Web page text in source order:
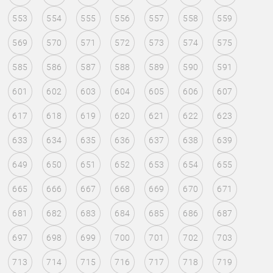
553 554 555 556 557 558 559
569 570 571 572 573 574 575
585 586 587 588 589 590 591
601 602 603 604 605 606 607
617 618 619 620 621 622 623
633 634 635 636 637 638 639
649 650 651 652 653 654 655
665 666 667 668 669 670 671
681 682 683 684 685 686 687
697 698 699 700 701 702 703
713 714 715 716 717 718 719